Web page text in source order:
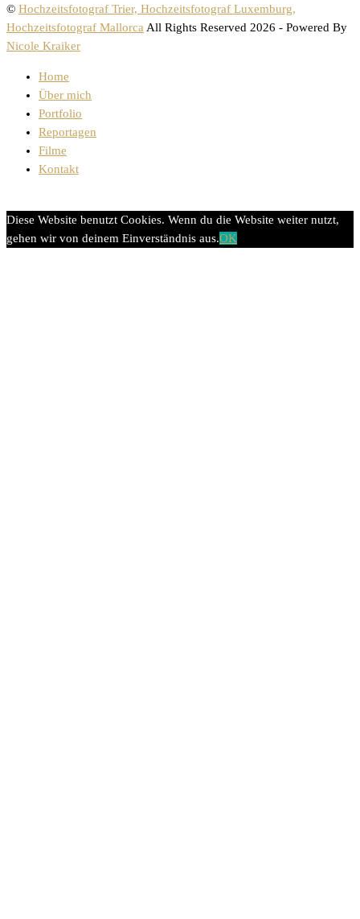
© Hochzeitsfotograf Trier, Hochzeitsfotograf Luxemburg,
Hochzeitsfotograf MallorcaAll Rights Reserved 2026 - Powered By
Nicole Kraiker
Home
Über mich
Portfolio
Reportagen
Filme
Kontakt
Diese Website benutzt Cookies. Wenn du die Website weiter nutzt,
gehen wir von deinem Einverständnis aus.OK